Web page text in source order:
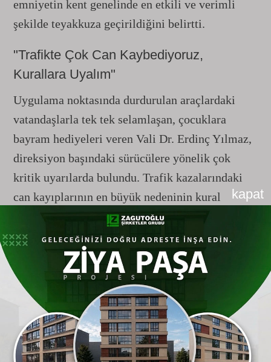
kapat
emniyetin kent genelinde en etkili ve verimli
şekilde teyakkuza geçirildiğini belirtti.
"Trafikte Çok Can Kaybediyoruz,
Kurallara Uyalım"
Uygulama noktasında durdurulan araçlardaki
vatandaşlarla tek tek selamlaşan, çocuklara
bayram hediyeleri veren Vali Dr. Erdinç Yılmaz,
direksiyon başındaki sürücülere yönelik çok
kritik uyarılarda bulundu. Trafik kazalarındaki
can kayıplarının en büyük nedeninin kural
ihlalleri olduğunu vurgulayan Vali Yılmaz, şu
ifadeleri kullandı:
"Cenabı Allah’a hamdolsun bir Kurban
Bayramı’na daha kavuşmanın mutluluğunu
yaşıyoruz. Arife günündeyiz. Jandarmamız,
emniyetimiz ve bayram boyunca görevli olan